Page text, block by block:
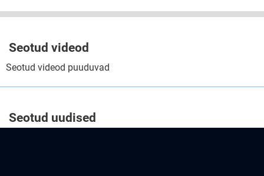
Seotud videod
Seotud videod puuduvad
Seotud uudised